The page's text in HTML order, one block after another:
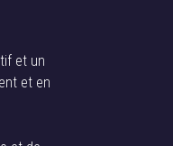
et un
et en